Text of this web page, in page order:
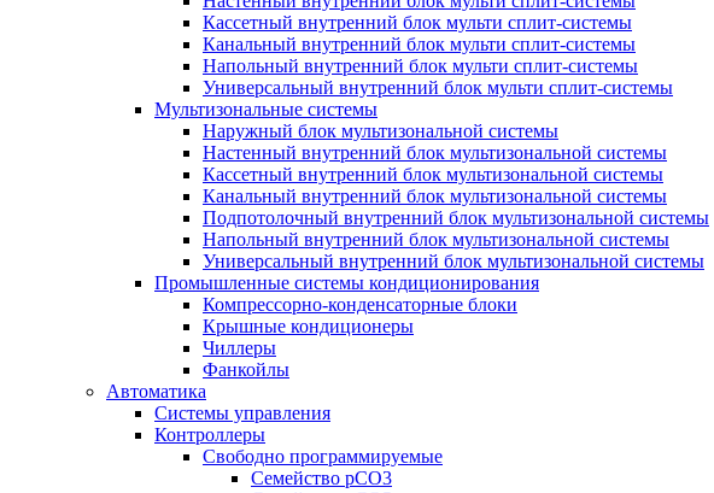
Кассетный внутренний блок мульти сплит-системы
Канальный внутренний блок мульти сплит-системы
Напольный внутренний блок мульти сплит-системы
Универсальный внутренний блок мульти сплит-системы
Мультизональные системы
Наружный блок мультизональной системы
Настенный внутренний блок мультизональной системы
Кассетный внутренний блок мультизональной системы
Канальный внутренний блок мультизональной системы
Подпотолочный внутренний блок мультизональной системы
Напольный внутренний блок мультизональной системы
Универсальный внутренний блок мультизональной системы
Промышленные системы кондиционирования
Компрессорно-конденсаторные блоки
Крышные кондиционеры
Чиллеры
Фанкойлы
Автоматика
Системы управления
Контроллеры
Свободно программируемые
Семейство pCO3